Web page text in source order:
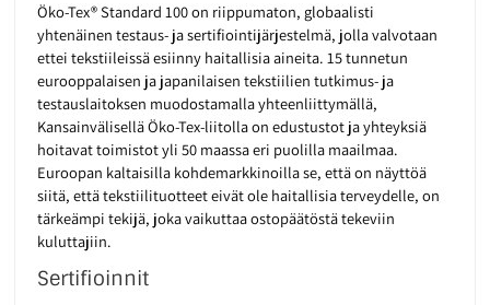
Öko-Tex® Standard 100 on riippumaton, globaalisti
yhtenäinen testaus- ja sertifiointijärjestelmä, jolla valvotaan
ettei tekstiileissä esiinny haitallisia aineita. 15 tunnetun
eurooppalaisen ja japanilaisen tekstiilien tutkimus- ja
testauslaitoksen muodostamalla yhteenliittymällä,
Kansainvälisellä Öko-Tex-liitolla on edustustot ja yhteyksiä
hoitavat toimistot yli 50 maassa eri puolilla maailmaa.
Euroopan kaltaisilla kohdemarkkinoilla se, että on näyttöä
siitä, että tekstiilituotteet eivät ole haitallisia terveydelle, on
tärkeämpi tekijä, joka vaikuttaa ostopäätöstä tekeviin
kuluttajiin.
Sertifioinnit